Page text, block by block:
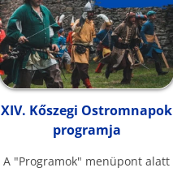
XIV. Kőszegi Ostromnapok
programja
A "Programok" menüpont alatt